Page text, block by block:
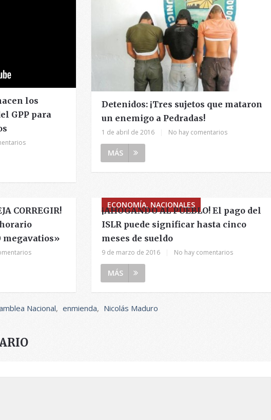
los
GPP para
Detenidos: ¡Tres sujetos que mataron
un enemigo a Pedradas!
1 de abril de 2016 No hay comentarios
MÁS
CORREGIR!
ECONOMÍA, NACIONALES
¡AHOGANDO AL PUEBLO! El pago del
ISLR puede significar hasta cinco
meses de sueldo
9 de marzo de 2016 No hay comentarios
MÁS
Nacional, enmienda, Nicolás Maduro